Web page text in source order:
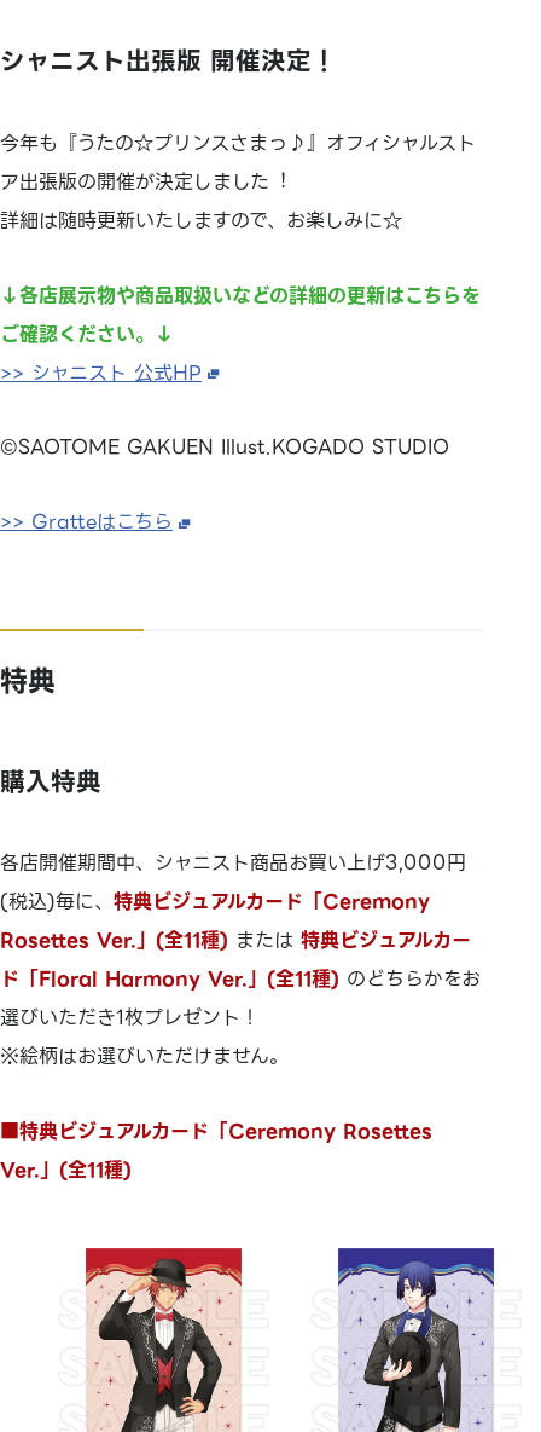
シャニスト出張版 開催決定！
今年も『うたの☆プリンスさまっ♪』オフィシャルスト
ア出張版の開催が決定しました︕
詳細は随時更新いたしますので、お楽しみに☆
↓各店展示物や商品取扱いなどの詳細の更新はこちらを
ご確認ください。↓
>> シャニスト 公式HP
©SAOTOME GAKUEN Illust.KOGADO STUDIO
>> Gratteはこちら
特典
購入特典
各店開催期間中、シャニスト商品お買い上げ3,000円
(税込)毎に、 特典ビジュアルカード「Ceremony
Rosettes Ver.」(全11種) または 特典ビジュアルカー
ド「Floral Harmony Ver.」(全11種) のどちらかをお
選びいただき1枚プレゼント！
※絵柄はお選びいただけません。
■特典ビジュアルカード「Ceremony Rosettes
Ver.」(全11種)